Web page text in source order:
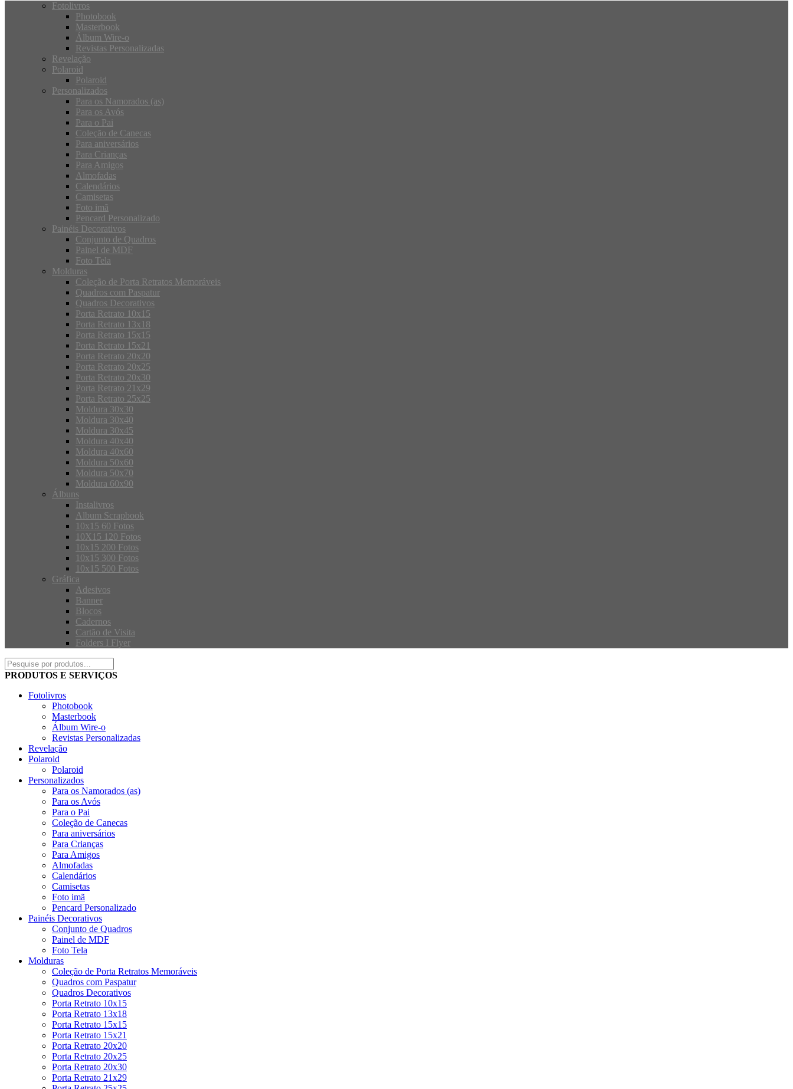
Fotolivros
Photobook
Masterbook
Álbum Wire-o
Revistas Personalizadas
Revelação
Polaroid
Polaroid
Personalizados
Para os Namorados (as)
Para os Avós
Para o Pai
Coleção de Canecas
Para aniversários
Para Crianças
Para Amigos
Almofadas
Calendários
Camisetas
Foto imã
Pencard Personalizado
Painéis Decorativos
Conjunto de Quadros
Painel de MDF
Foto Tela
Molduras
Coleção de Porta Retratos Memoráveis
Quadros com Paspatur
Quadros Decorativos
Porta Retrato 10x15
Porta Retrato 13x18
Porta Retrato 15x15
Porta Retrato 15x21
Porta Retrato 20x20
Porta Retrato 20x25
Porta Retrato 20x30
Porta Retrato 21x29
Porta Retrato 25x25
Moldura 30x30
Moldura 30x40
Moldura 30x45
Moldura 40x40
Moldura 40x60
Moldura 50x60
Moldura 50x70
Moldura 60x90
Álbuns
Instalivros
Album Scrapbook
10x15 60 Fotos
10X15 120 Fotos
10x15 200 Fotos
10x15 300 Fotos
10x15 500 Fotos
Gráfica
Adesivos
Banner
Blocos
Cadernos
Cartão de Visita
Folders I Flyer
PRODUTOS E SERVIÇOS
Fotolivros
Photobook
Masterbook
Álbum Wire-o
Revistas Personalizadas
Revelação
Polaroid
Polaroid
Personalizados
Para os Namorados (as)
Para os Avós
Para o Pai
Coleção de Canecas
Para aniversários
Para Crianças
Para Amigos
Almofadas
Calendários
Camisetas
Foto imã
Pencard Personalizado
Painéis Decorativos
Conjunto de Quadros
Painel de MDF
Foto Tela
Molduras
Coleção de Porta Retratos Memoráveis
Quadros com Paspatur
Quadros Decorativos
Porta Retrato 10x15
Porta Retrato 13x18
Porta Retrato 15x15
Porta Retrato 15x21
Porta Retrato 20x20
Porta Retrato 20x25
Porta Retrato 20x30
Porta Retrato 21x29